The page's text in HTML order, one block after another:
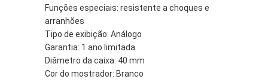
Início
Produtos
Funções especiais: resistente a choques e
arranhões
Tipo de exibição: Análogo
Garantia: 1 ano limitada
Diâmetro da caixa: 40 mm
Cor do mostrador: Branco